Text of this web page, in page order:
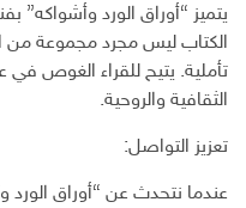
يتميز “أوراق الورد وأشواكه”
الكتاب ليس مجرد مجموعة من
تأملية. يتيح للقراء الغوص في
الثقافية والروحية.
تعزيز التواصل:
عندما نتحدث عن “أوراق الورد